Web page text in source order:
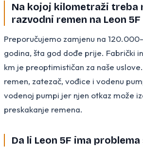
Na kojoj kilometraži treba
razvodni remen na Leon 5F
Preporučujemo zamjenu na
godina, šta god dođe prije. Fabrički
km je preoptimističan za naše
remen, zatezač, vođice i vodenu
vodenoj pumpi jer njen otkaz može
preskakanje remena.
Da li Leon 5F ima